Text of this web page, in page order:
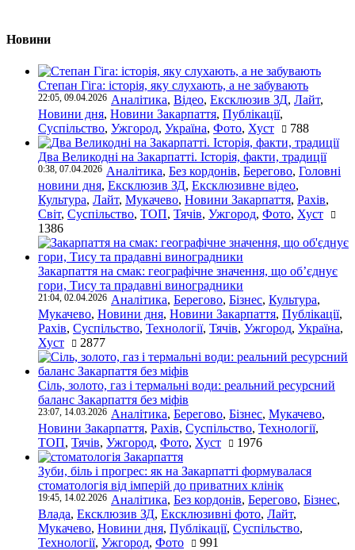
Новини
Степан Гіга: історія, яку слухають, а не забувають
22:05, 09.04.2026 Аналітика, Відео, Ексклюзив ЗД, Лайт,
Новини дня, Новини Закарпаття, Публікації,
Суспільство, Ужгород, Україна, Фото, Хуст 788
Два Великодні на Закарпатті. Історія, факти, традиції
0:38, 07.04.2026 Аналітика, Без кордонів, Берегово, Головні
новини дня, Ексклюзив ЗД, Ексклюзивне відео,
Культура, Лайт, Мукачево, Новини Закарпаття, Рахів,
Світ, Суспільство, ТОП, Тячів, Ужгород, Фото, Хуст
1386
Закарпаття на смак: географічне значення, що об’єднує
гори, Тису та прадавні виноградники
21:04, 02.04.2026 Аналітика, Берегово, Бізнес, Культура,
Мукачево, Новини дня, Новини Закарпаття, Публікації,
Рахів, Суспільство, Технології, Тячів, Ужгород, Україна,
Хуст
2877
Сіль, золото, газ і термальні води: реальний ресурсний
баланс Закарпаття без міфів
23:07, 14.03.2026 Аналітика, Берегово, Бізнес, Мукачево,
Новини Закарпаття, Рахів, Суспільство, Технології,
ТОП, Тячів, Ужгород, Фото, Хуст 1976
Зуби, біль і прогрес: як на Закарпатті формувалася
стоматологія від імперій до приватних клінік
19:45, 14.02.2026 Аналітика, Без кордонів, Берегово, Бізнес,
Влада, Ексклюзив ЗД, Ексклюзивні фото, Лайт,
Мукачево, Новини дня, Публікації, Суспільство,
Технології, Ужгород, Фото 991